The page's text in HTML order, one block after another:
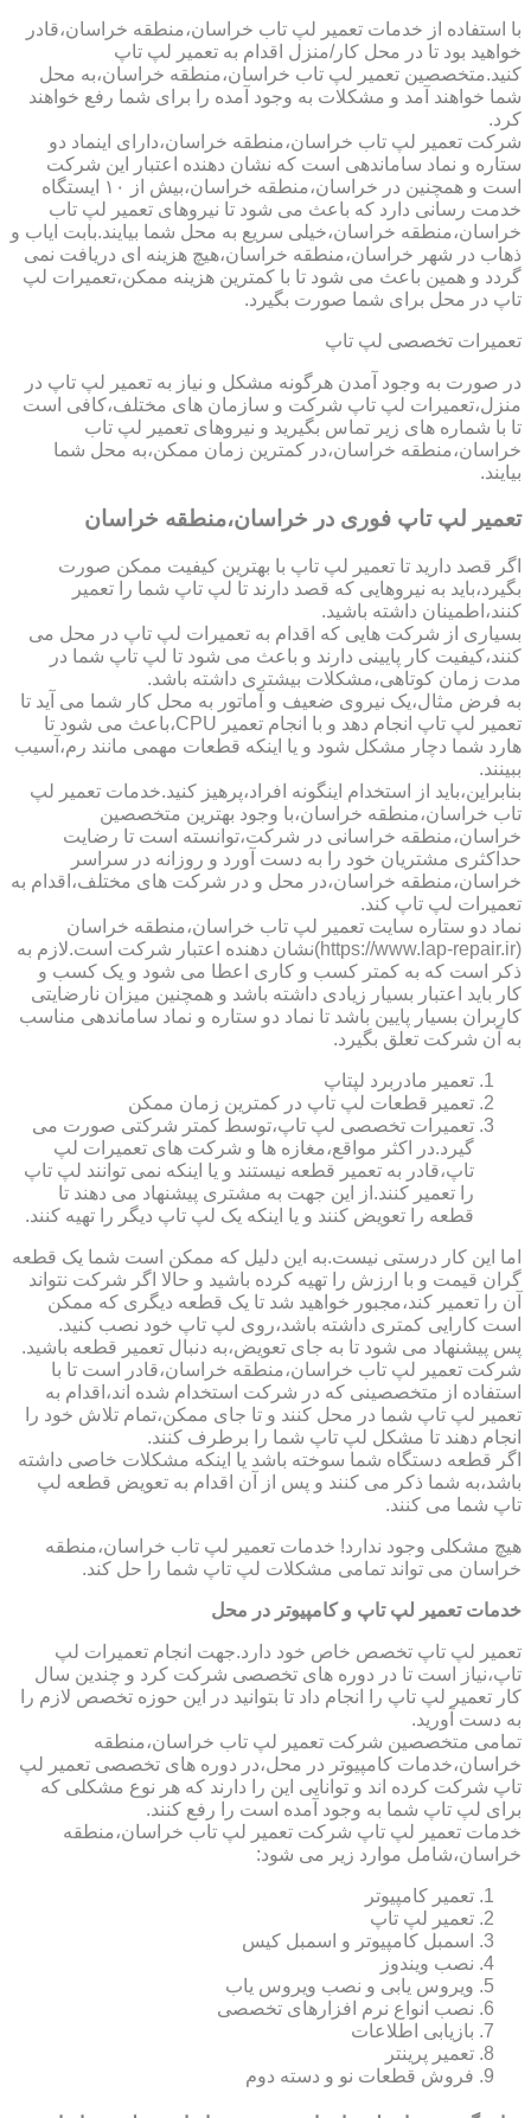
با استفاده از خدمات تعمیر لپ تاب خراسان،منطقه خراسان،قادر
خواهید بود تا در محل کار/منزل اقدام به تعمیر لپ تاپ
کنید.متخصصین تعمیر لپ تاب خراسان،منطقه خراسان،به محل
شما خواهند آمد و مشکلات به وجود آمده را برای شما رفع خواهند
کرد.
شرکت تعمیر لپ تاب خراسان،منطقه خراسان،دارای اینماد دو
ستاره و نماد ساماندهی است که نشان دهنده اعتبار این شرکت
است و همچنین در خراسان،منطقه خراسان،بیش از ۱۰ ایستگاه
خدمت رسانی دارد که باعث می شود تا نیروهای تعمیر لپ تاب
خراسان،منطقه خراسان،خیلی سریع به محل شما بیایند.بابت ایاب و
ذهاب در شهر خراسان،منطقه خراسان،هیچ هزینه ای دریافت نمی
گردد و همین باعث می شود تا با کمترین هزینه ممکن،تعمیرات لپ
تاپ در محل برای شما صورت بگیرد.
تعمیرات تخصصی لپ تاپ
در صورت به وجود آمدن هرگونه مشکل و نیاز به تعمیر لپ تاپ در
منزل،تعمیرات لپ تاپ شرکت و سازمان های مختلف،کافی است
تا با شماره های زیر تماس بگیرید و نیروهای تعمیر لپ تاب
خراسان،منطقه خراسان،در کمترین زمان ممکن،به محل شما
بیایند.
تعمیر لپ تاپ فوری در خراسان،منطقه خراسان
اگر قصد دارید تا تعمیر لپ تاپ با بهترین کیفیت ممکن صورت
بگیرد،باید به نیروهایی که قصد دارند تا لپ تاپ شما را تعمیر
کنند،اطمینان داشته باشید.
بسیاری از شرکت هایی که اقدام به تعمیرات لپ تاپ در محل می
کنند،کیفیت کار پایینی دارند و باعث می شود تا لپ تاپ شما در
مدت زمان کوتاهی،مشکلات بیشتری داشته باشد.
به فرض مثال،یک نیروی ضعیف و آماتور به محل کار شما می آید تا
تعمیر لپ تاپ انجام دهد و با انجام تعمیر CPU،باعث می شود تا
هارد شما دچار مشکل شود و یا اینکه قطعات مهمی مانند رم،آسیب
ببینند.
بنابراین،باید از استخدام اینگونه افراد،پرهیز کنید.خدمات تعمیر لپ
تاب خراسان،منطقه خراسان،با وجود بهترین متخصصین
خراسان،منطقه خراسانی در شرکت،توانسته است تا رضایت
حداکثری مشتریان خود را به دست آورد و روزانه در سراسر
خراسان،منطقه خراسان،در محل و در شرکت های مختلف،اقدام به
تعمیرات لپ تاپ کند.
نماد دو ستاره سایت تعمیر لپ تاب خراسان،منطقه خراسان
(https://www.lap-repair.ir)نشان دهنده اعتبار شرکت است.لازم به
ذکر است که به کمتر کسب و کاری اعطا می شود و یک کسب و
کار باید اعتبار بسیار زیادی داشته باشد و همچنین میزان نارضایتی
کاربران بسیار پایین باشد تا نماد دو ستاره و نماد ساماندهی مناسب
به آن شرکت تعلق بگیرد.
تعمیر مادربرد لپتاپ
تعمیر قطعات لپ تاپ در کمترین زمان ممکن
تعمیرات تخصصی لپ تاپ،توسط کمتر شرکتی صورت می
گیرد.در اکثر مواقع،مغازه ها و شرکت های تعمیرات لپ
تاپ،قادر به تعمیر قطعه نیستند و یا اینکه نمی توانند لپ تاپ
را تعمیر کنند.از این جهت به مشتری پیشنهاد می دهند تا
قطعه را تعویض کنند و یا اینکه یک لپ تاپ دیگر را تهیه کنند.
اما این کار درستی نیست.به این دلیل که ممکن است شما یک قطعه
گران قیمت و با ارزش را تهیه کرده باشید و حالا اگر شرکت نتواند
آن را تعمیر کند،مجبور خواهید شد تا یک قطعه دیگری که ممکن
است کارایی کمتری داشته باشد،روی لپ تاپ خود نصب کنید.
پس پیشنهاد می شود تا به جای تعویض،به دنبال تعمیر قطعه باشید.
شرکت تعمیر لپ تاب خراسان،منطقه خراسان،قادر است تا با
استفاده از متخصصینی که در شرکت استخدام شده اند،اقدام به
تعمیر لپ تاپ شما در محل کنند و تا جای ممکن،تمام تلاش خود را
انجام دهند تا مشکل لپ تاپ شما را برطرف کنند.
اگر قطعه دستگاه شما سوخته باشد یا اینکه مشکلات خاصی داشته
باشد،به شما ذکر می کنند و پس از آن اقدام به تعویض قطعه لپ
تاپ شما می کنند.
هیچ مشکلی وجود ندارد! خدمات تعمیر لپ تاب خراسان،منطقه
خراسان می تواند تمامی مشکلات لپ تاپ شما را حل کند.
خدمات تعمیر لپ تاپ و کامپیوتر در محل
تعمیر لپ تاپ تخصص خاص خود دارد.جهت انجام تعمیرات لپ
تاپ،نیاز است تا در دوره های تخصصی شرکت کرد و چندین سال
کار تعمیر لپ تاپ را انجام داد تا بتوانید در این حوزه تخصص لازم را
به دست آورید.
تمامی متخصصین شرکت تعمیر لپ تاب خراسان،منطقه
خراسان،خدمات کامپیوتر در محل،در دوره های تخصصی تعمیر لپ
تاپ شرکت کرده اند و توانایی این را دارند که هر نوع مشکلی که
برای لپ تاپ شما به وجود آمده است را رفع کنند.
خدمات تعمیر لپ تاپ شرکت تعمیر لپ تاب خراسان،منطقه
خراسان،شامل موارد زیر می شود:
تعمیر کامپیوتر
تعمیر لپ تاپ
اسمبل کامپیوتر و اسمبل کیس
نصب ویندوز
ویروس یابی و نصب ویروس یاب
نصب انواع نرم افزارهای تخصصی
بازیابی اطلاعات
تعمیر پرینتر
فروش قطعات نو و دسته دوم